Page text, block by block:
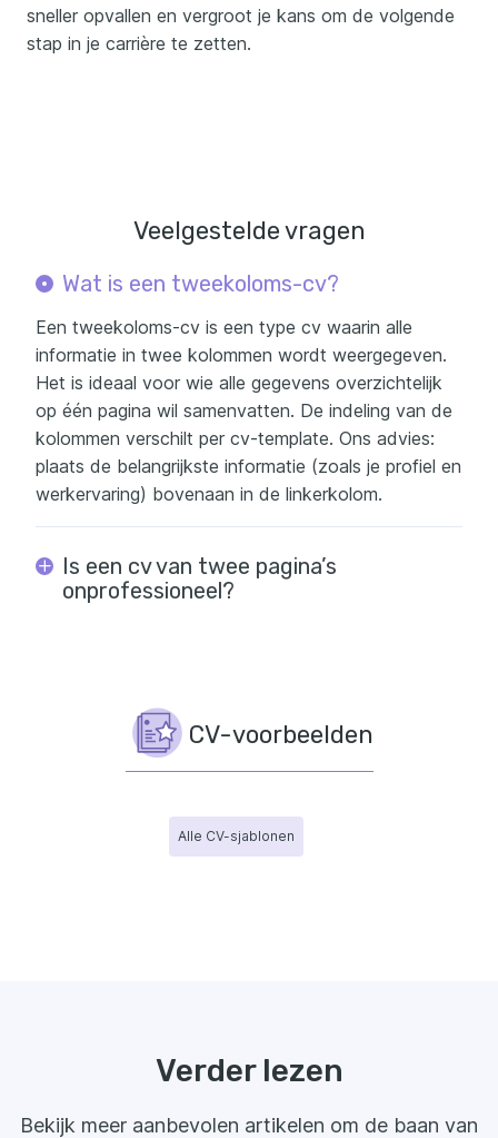
sneller opvallen en vergroot je kans om de volgende
stap in je carrière te zetten.
Veelgestelde vragen
Wat is een tweekoloms-cv?
Een tweekoloms-cv is een type cv waarin alle
informatie in twee kolommen wordt weergegeven.
Het is ideaal voor wie alle gegevens overzichtelijk
op één pagina wil samenvatten. De indeling van de
kolommen verschilt per cv-template. Ons advies:
plaats de belangrijkste informatie (zoals je profiel en
werkervaring) bovenaan in de linkerkolom.
Is een cv van twee pagina’s
onprofessioneel?
CV-voorbeelden
Alle CV-sjablonen
Verder lezen
Bekijk meer aanbevolen artikelen om de baan van